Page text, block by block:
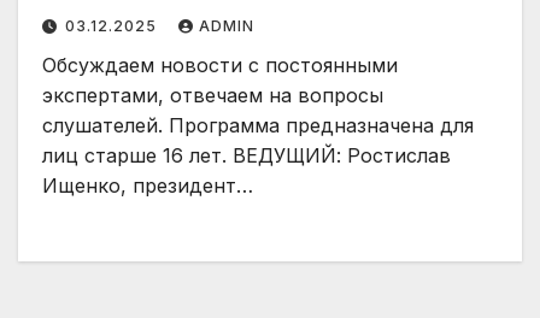
03.12.2025 ADMIN
Обсуждаем новости с постоянными
экспертами, отвечаем на вопросы
слушателей. Программа предназначена для
лиц старше 16 лет. ВЕДУЩИЙ: Ростислав
Ищенко, президент…